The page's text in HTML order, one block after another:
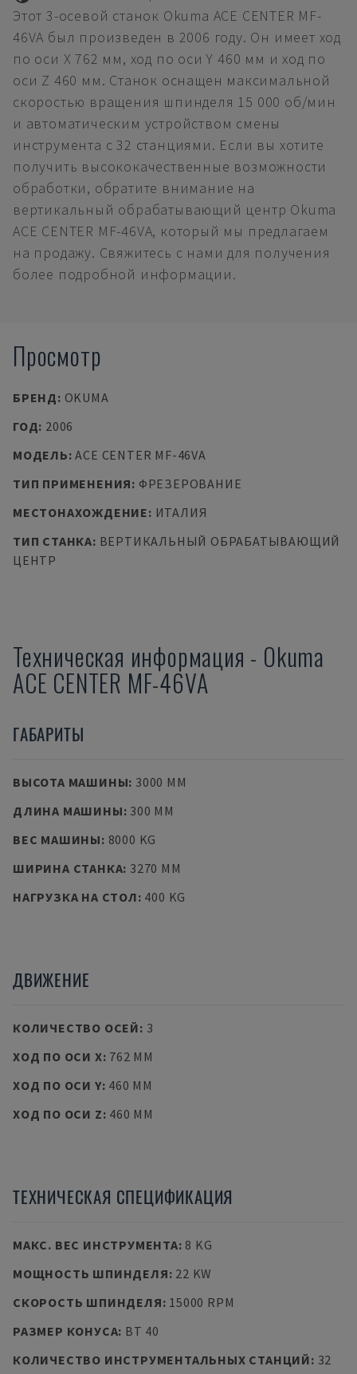
Этот 3-осевой станок Okuma ACE CENTER MF-
46VA был произведен в 2006 году. Он имеет ход
по оси X 762 мм, ход по оси Y 460 мм и ход по
оси Z 460 мм. Станок оснащен максимальной
скоростью вращения шпинделя 15 000 об/мин
и автоматическим устройством смены
инструмента с 32 станциями. Если вы хотите
получить высококачественные возможности
обработки, обратите внимание на
вертикальный обрабатывающий центр Okuma
ACE CENTER MF-46VA, который мы предлагаем
на продажу. Свяжитесь с нами для получения
более подробной информации.
Просмотр
БРЕНД: OKUMA
ГОД: 2006
МОДЕЛЬ:ACE CENTER MF-46VA
ТИП ПРИМЕНЕНИЯ: ФРЕЗЕРОВАНИЕ
МЕСТОНАХОЖДЕНИЕ: ИТАЛИЯ
ТИП СТАНКА: ВЕРТИКАЛЬНЫЙ ОБРАБАТЫВАЮЩИЙ
ЦЕНТР
Техническая информация - Okuma
ACE CENTER MF-46VA
ГАБАРИТЫ
ВЫСОТА МАШИНЫ: 3000 MM
ДЛИНА МАШИНЫ: 300 MM
ВЕС МАШИНЫ: 8000 KG
ШИРИНА СТАНКА: 3270 MM
НАГРУЗКА НА СТОЛ: 400 KG
ДВИЖЕНИЕ
КОЛИЧЕСТВО ОСЕЙ: 3
ХОД ПО ОСИ X: 762 MM
ХОД ПО ОСИ Y: 460 MM
ХОД ПО ОСИ Z: 460 MM
ТЕХНИЧЕСКАЯ СПЕЦИФИКАЦИЯ
МАКС. ВЕС ИНСТРУМЕНТА: 8 KG
МОЩНОСТЬ ШПИНДЕЛЯ: 22 KW
СКОРОСТЬ ШПИНДЕЛЯ: 15000 RPM
РАЗМЕР КОНУСА: BT 40
КОЛИЧЕСТВО ИНСТРУМЕНТАЛЬНЫХ СТАНЦИЙ: 32